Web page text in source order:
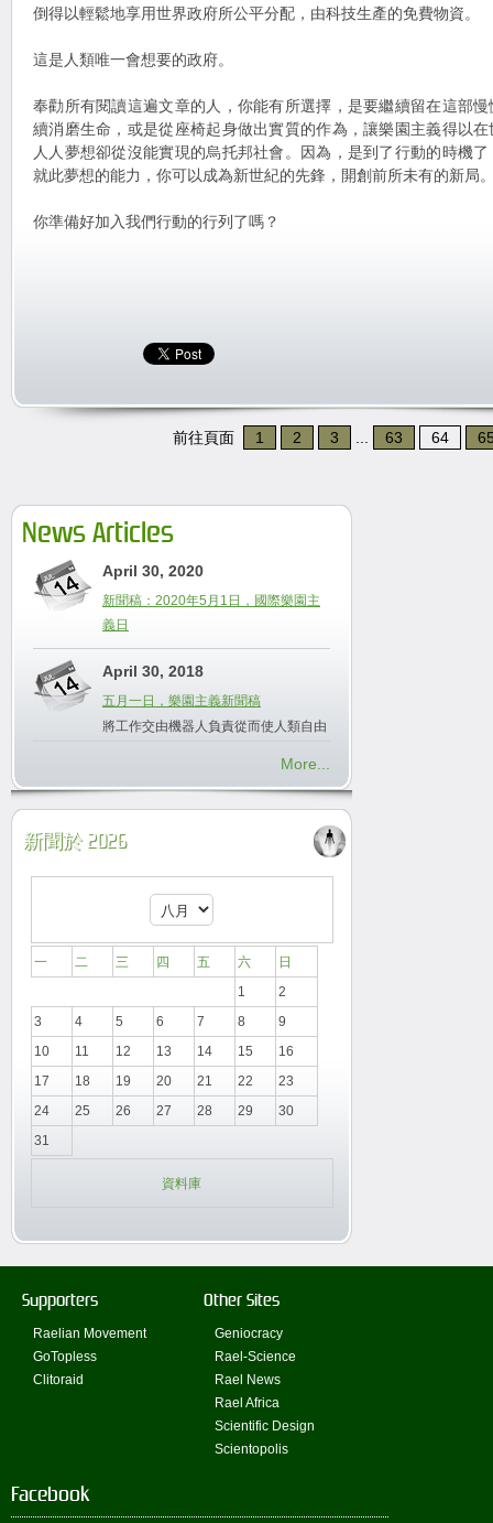
倒得以輕鬆地享用世界政府所公平分配，由科技生產的免費物資。
這是人類唯一會想要的政府。
奉勸所有閱讀這遍文章的人，你能有所選擇，是要繼續留在這部
續消磨生命，或是從座椅起身做出實質的作為，讓樂園主義得以
人人夢想卻從沒能實現的烏托邦社會。因為，是到了行動的時機
就此夢想的能力，你可以成為新世紀的先鋒，開創前所未有的新局
你準備好加入我們行動的行列了嗎？
前往頁面 1 2 3 63 64
News Articles
April 30, 2020
新聞稿：2020年5月1日，國際樂園主
義日
April 30, 2018
五月一日，樂園主義新聞稿
將工作交由機器人負責從而使人類自由
More...
新聞於 2026
一 二 三 四 五 六
日
1
2
3
4 5 6 7 8
9
10
11 12 13 14 15
16
17
18 19 20 21 22
23
24
25 26 27 28 29
30
31
資料庫
Supporters
Raelian Movement
GoTopless
Clitoraid
Other Sites
Geniocracy
Rael-Science
Rael News
Rael Africa
Scientific Design
Scientopolis
Facebook